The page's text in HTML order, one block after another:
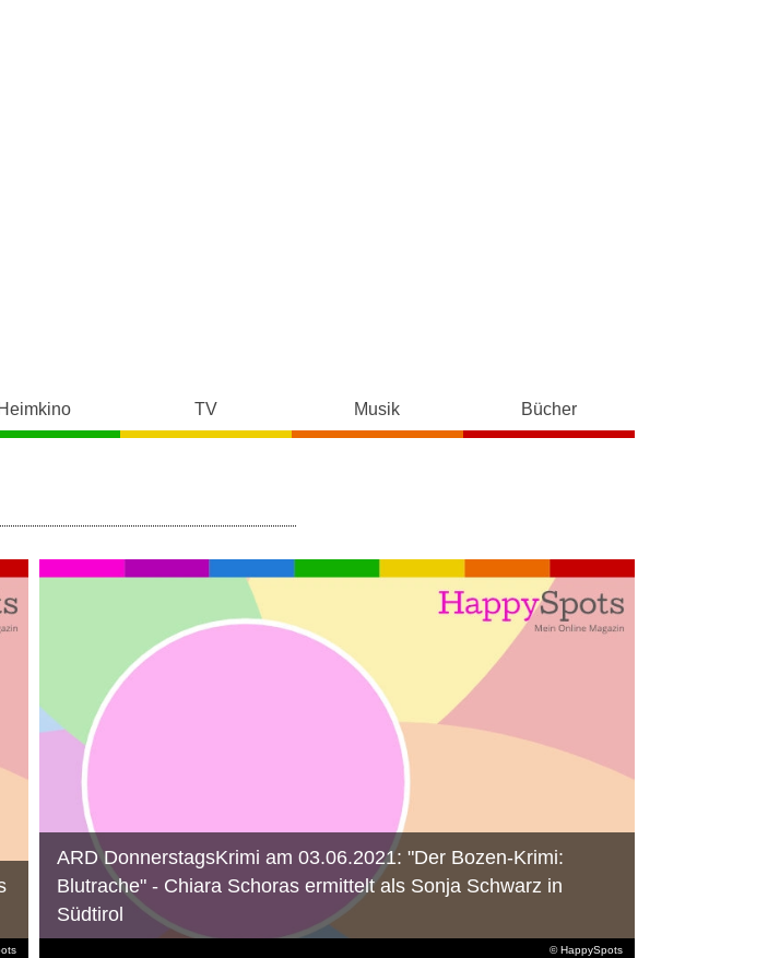
Heimkino TV Musik Bücher
© HappySpots
ARD DonnerstagsKrimi am 03.06.2021: "Der Bozen-Krimi:
Blutrache" - Chiara Schoras ermittelt als Sonja Schwarz in
Südtirol